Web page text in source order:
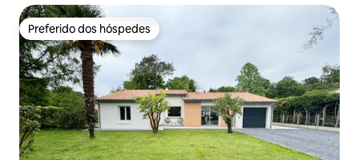
Preferido dos hóspedes
Preferido dos hóspedes